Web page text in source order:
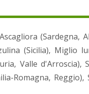
Ascagliora (Sardegna,
(Sicilia), Miglio
Valle d'Arroscia),
Romagna,